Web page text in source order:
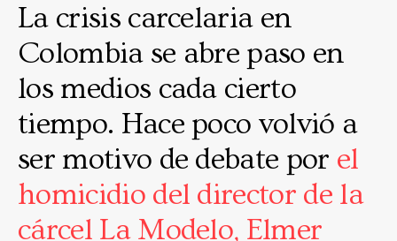
La crisis carcelaria en
Colombia se abre paso en
los medios cada cierto
tiempo. Hace poco volvió a
ser motivo de debate por el
homicidio del director de la
cárcel La Modelo, Elmer